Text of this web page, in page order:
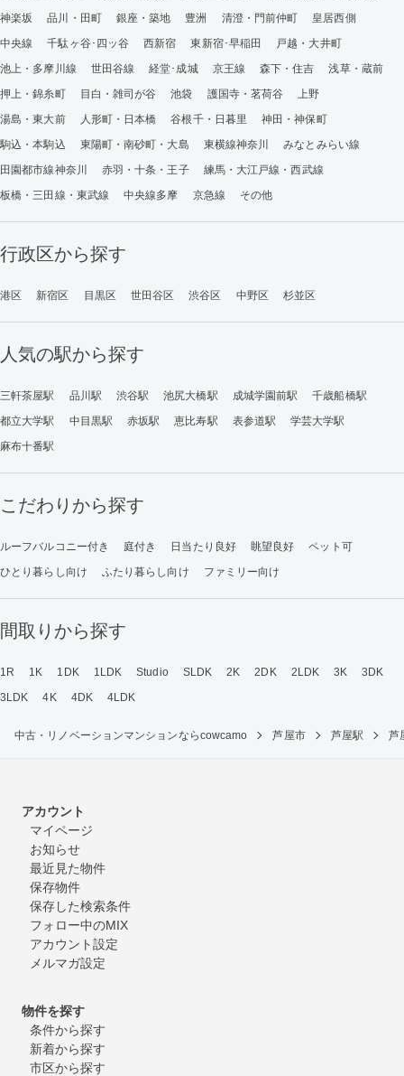
神楽坂
品川・田町 銀座・築地 豊洲 清澄・門前仲町
皇居西側
中央線
千駄ヶ谷･四ッ谷 西新宿 東新宿･早稲田
戸越・大井町
池上・多摩川線
世田谷線 経堂･成城 京王線 森下・住吉
浅草・蔵前
押上・錦糸町
目白・雑司が谷 池袋 護国寺・茗荷谷
上野
湯島・東大前
人形町・日本橋 谷根千・日暮里
神田・神保町
駒込・本駒込
東陽町・南砂町・大島 東横線神奈川
みなとみらい線
田園都市線神奈川
赤羽・十条・王子
練馬・大江戸線・西武線
板橋・三田線・東武線
中央線多摩 京急線 その他
行政区から探す
港区 新宿区 目黒区 世田谷区 渋谷区 中野区 杉並区
人気の駅から探す
三軒茶屋駅 品川駅 渋谷駅 池尻大橋駅 成城学園前駅
千歳船橋駅
都立大学駅
中目黒駅 赤坂駅 恵比寿駅 表参道駅
学芸大学駅
麻布十番駅
こだわりから探す
ルーフバルコニー付き 庭付き 日当たり良好 眺望良好
ペット可
ひとり暮らし向け
ふたり暮らし向け ファミリー向け
間取りから探す
1R 1K 1DK 1LDK Studio SLDK 2K 2DK 2LDK 3K
3DK
3LDK
4K 4DK 4LDK
中古・リノベーションマンションならcowcamo 芦屋市 芦屋駅 芦
アカウント
マイページ
お知らせ
最近見た物件
保存物件
保存した検索条件
フォロー中のMIX
アカウント設定
メルマガ設定
物件を探す
条件から探す
新着から探す
市区から探す